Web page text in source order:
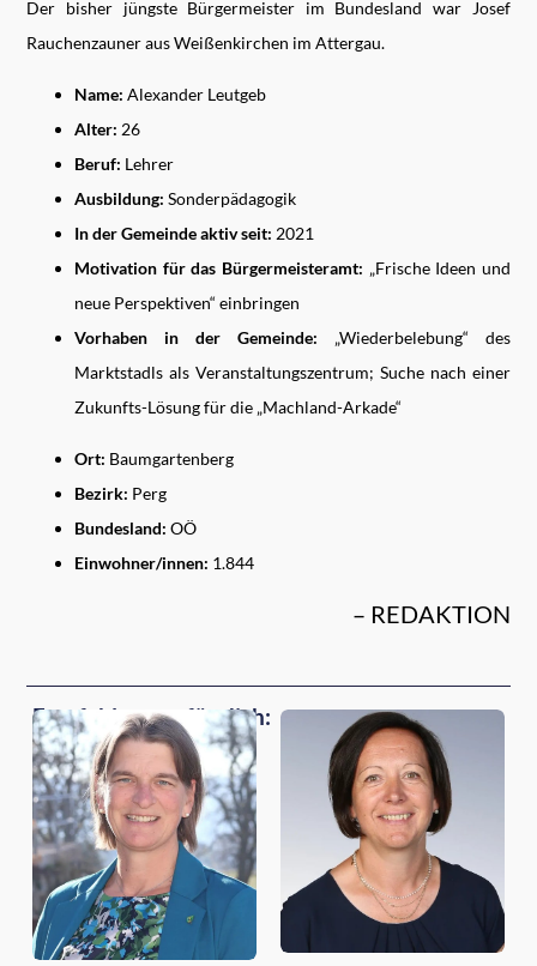
Der bisher jüngste Bürgermeister im Bundesland war Josef
Rauchenzauner aus Weißenkirchen im Attergau.
Name: Alexander Leutgeb
Alter: 26
Beruf: Lehrer
Ausbildung:Sonderpädagogik
In der Gemeinde aktiv seit: 2021
Motivation für das Bürgermeisteramt: „Frische Ideen und
neue Perspektiven“ einbringen
Vorhaben in der Gemeinde: „Wiederbelebung“ des
Marktstadls als Veranstaltungszentrum; Suche nach einer
Zukunfts-Lösung für die „Machland-Arkade“
Ort: Baumgartenberg
Bezirk: Perg
Bundesland: OÖ
Einwohner/innen: 1.844
– REDAKTION
Empfehlungen für dich: